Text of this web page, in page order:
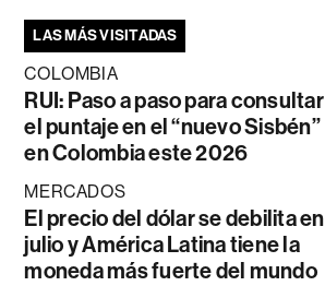
LAS MÁS VISITADAS
COLOMBIA
RUI: Paso a paso para consultar
el puntaje en el “nuevo Sisbén”
en Colombia este 2026
MERCADOS
El precio del dólar se debilita en
julio y América Latina tiene la
moneda más fuerte del mundo